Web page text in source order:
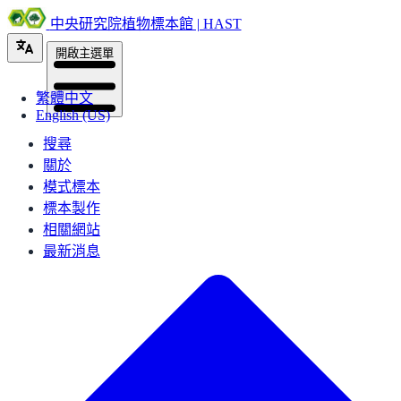
中央研究院植物標本館 | HAST
繁體中文
English (US)
開啟主選單
搜尋
關於
模式標本
標本製作
相關網站
最新消息